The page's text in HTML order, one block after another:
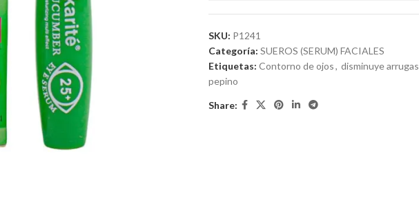
SKU: P1241
Categoría: SUEROS (SERUM) FACIALES
Etiquetas: Contorno de ojos, disminuye arrugas
pepino
Share: